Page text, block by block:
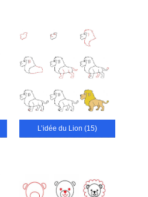
L’idée du Lion (15)